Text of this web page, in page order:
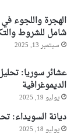
شامل للشروط
سبتمبر 13, 2025
عشائر سوريا:
الديموغرافية
يوليو 19, 2025
ديانة السويداء:
يوليو 18, 2025